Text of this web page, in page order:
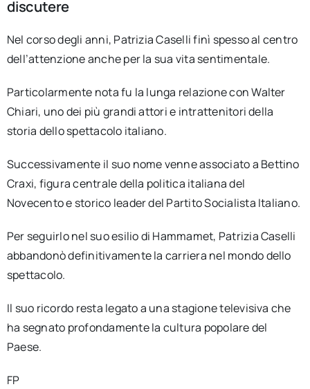
discutere
Nel corso degli anni, Patrizia Caselli finì spesso al centro
dell’attenzione anche per la sua vita sentimentale.
Particolarmente nota fu la lunga relazione con Walter
Chiari, uno dei più grandi attori e intrattenitori della
storia dello spettacolo italiano.
Successivamente il suo nome venne associato a Bettino
Craxi, figura centrale della politica italiana del
Novecento e storico leader del Partito Socialista Italiano.
Per seguirlo nel suo esilio di Hammamet, Patrizia Caselli
abbandonò definitivamente la carriera nel mondo dello
spettacolo.
Il suo ricordo resta legato a una stagione televisiva che
ha segnato profondamente la cultura popolare del
Paese.
FP